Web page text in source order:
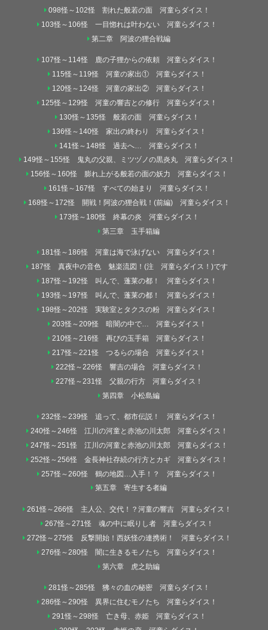
098怪～102怪 割れた般若の面 河童らダイス！
103怪～106怪 一目惚れは叶わない 河童らダイス！
第二章 阿波の狸合戦編
107怪～114怪 鹿の子狸からの依頼 河童らダイス！
115怪～119怪 河童の家出① 河童らダイス！
120怪～124怪 河童の家出② 河童らダイス！
125怪～129怪 河童の響吉との修行 河童らダイス！
130怪～135怪 般若の面 河童らダイス！
136怪～140怪 家出の終わり 河童らダイス！
141怪～148怪 過去へ… 河童らダイス！
149怪～155怪 鬼丸の父親、ミツヅノの黒炎丸 河童らダイス！
156怪～160怪 膨れ上がる般若の面の妖力 河童らダイス！
161怪～167怪 すべての始まり 河童らダイス！
168怪～172怪 開戦！阿波の狸合戦！(前編) 河童らダイス！
173怪～180怪 終幕の炎 河童らダイス！
第三章 玉手箱編
181怪～186怪 河童は海で泳げない 河童らダイス！
187怪 真夜中の音色 魅楽流図！(注 河童らダイス！)です
187怪～192怪 叫んで、蓬莱の都！ 河童らダイス！
193怪～197怪 叫んで、蓬莱の都！ 河童らダイス！
198怪～202怪 実験室とタクスの粉 河童らダイス！
203怪～209怪 暗闇の中で… 河童らダイス！
210怪～216怪 再びの玉手箱 河童らダイス！
217怪～221怪 つるらの場合 河童らダイス！
222怪～226怪 響吉の場合 河童らダイス！
227怪～231怪 父親の行方 河童らダイス！
第四章 小松島編
232怪～239怪 追って、都市伝説！ 河童らダイス！
240怪～246怪 江川の河童と赤池の川太郎 河童らダイス！
247怪～251怪 江川の河童と赤池の川太郎 河童らダイス！
252怪～256怪 金長神社存続の行方とカギ 河童らダイス！
257怪～260怪 鶴の地図…入手！？ 河童らダイス！
第五章 寄生する者編
261怪～266怪 主人公、交代！？河童の響吉 河童らダイス！
267怪～271怪 魂の中に眠りし者 河童らダイス！
272怪～275怪 反撃開始！西妖怪の連携術！ 河童らダイス！
276怪～280怪 闇に生きるモノたち 河童らダイス！
第六章 虎之助編
281怪～285怪 狒々の血の秘密 河童らダイス！
286怪～290怪 異界に住むモノたち 河童らダイス！
291怪～298怪 亡き母、赤姫 河童らダイス！